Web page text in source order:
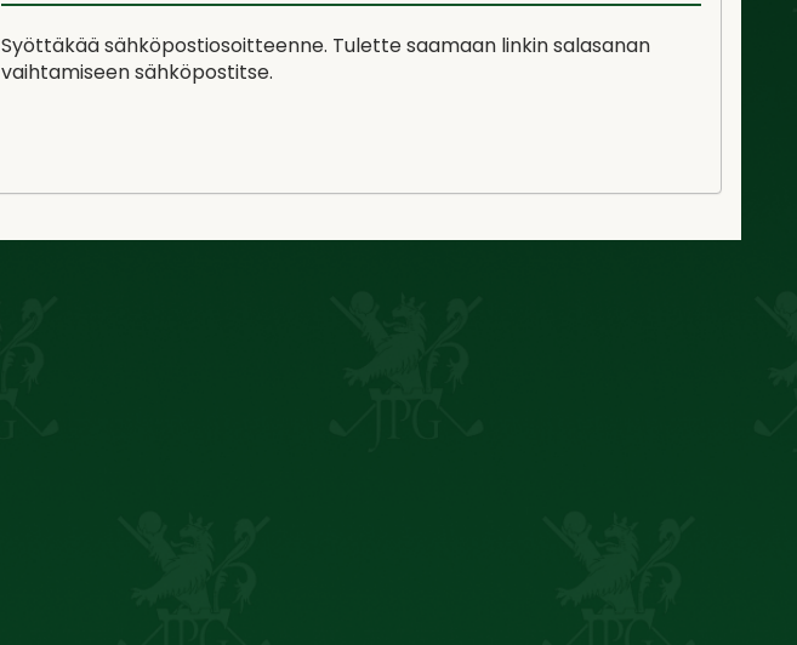
Syöttäkää sähköpostiosoitteenne. Tulette saamaan linkin salasanan
vaihtamiseen sähköpostitse.